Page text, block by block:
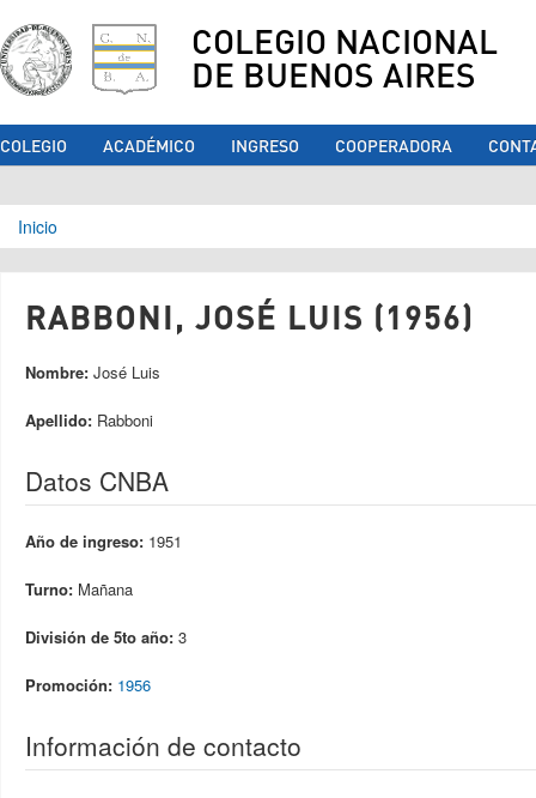
COLEGIO NACIONAL
DE BUENOS AIRES
COLEGIO ACADÉMICO INGRESO COOPERADORA
Se encuentra usted aquí
Inicio
RABBONI, JOSÉ LUIS (1956)
Nombre: José Luis
Apellido: Rabboni
Datos CNBA
Año de ingreso: 1951
Turno: Mañana
División de 5to año: 3
Promoción: 1956
Información de contacto